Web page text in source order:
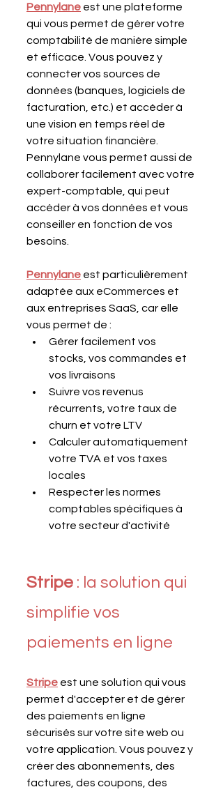
Pennylane est une plateforme
qui vous permet de gérer votre
comptabilité de manière simple
et efficace. Vous pouvez y
connecter vos sources de
données (banques, logiciels de
facturation, etc.) et accéder à
une vision en temps réel de
votre situation financière.
Pennylane vous permet aussi de
collaborer facilement avec votre
expert-comptable, qui peut
accéder à vos données et vous
conseiller en fonction de vos
besoins.
Pennylane est particulièrement
adaptée aux eCommerces et
aux entreprises SaaS, car elle
vous permet de :
Gérer facilement vos
stocks, vos commandes et
vos livraisons
Suivre vos revenus
récurrents, votre taux de
churn et votre LTV
Calculer automatiquement
votre TVA et vos taxes
locales
Respecter les normes
comptables spécifiques à
votre secteur d'activité
Stripe : la solution qui
simplifie vos
paiements en ligne
Stripe est une solution qui vous
permet d'accepter et de gérer
des paiements en ligne
sécurisés sur votre site web ou
votre application. Vous pouvez y
créer des abonnements, des
factures, des coupons, des